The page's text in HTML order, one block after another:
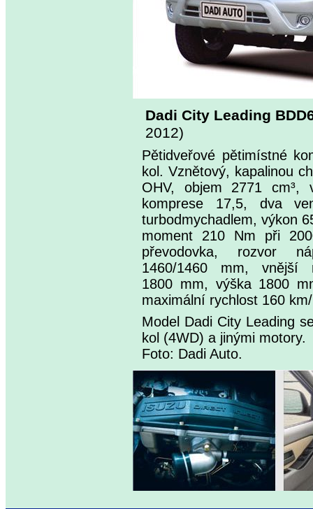
Dadi City Leading
2012)
Pětidveřové pětimístné
kol. Vznětový, kapalinou
OHV, objem 2771
komprese 17,5, dva
turbodmychadlem, výkon
moment 210 Nm při
převodovka, rozvor
1460/1460 mm,
1800 mm, výška 1800
maximální rychlost 160
Model Dadi City Leading
kol (4WD) a jinými motory.
Foto: Dadi Auto.